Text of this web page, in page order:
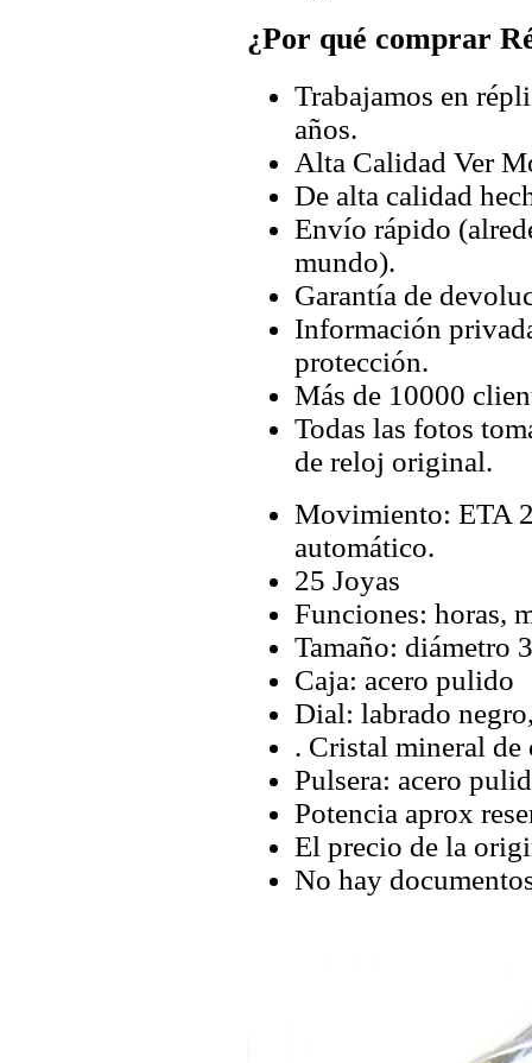
¿Por qué comprar
Trabajamos en
años.
Alta Calidad Ver
De alta calidad
Envío rápido
mundo).
Garantía de
Información
protección.
Más de 10000
Todas las fotos
de reloj original.
Movimiento: ETA
automático.
25 Joyas
Funciones: horas,
Tamaño: diámetro
Caja: acero pulido
Dial: labrado
. Cristal mineral de
Pulsera: acero
Potencia aprox
El precio de la
No hay